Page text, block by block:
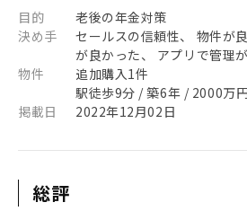
目的
老後の年金対策
決め手
セールスの信頼性、 物件が
が良かった、 アプリで管理
物件
追加購入1件
駅徒歩9分 / 築6年 / 2000万
掲載日
2022年12月02日
総評